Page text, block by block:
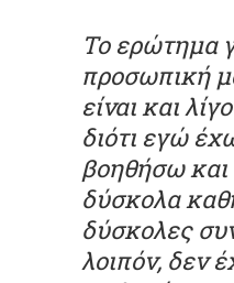
Το ερώτημα
προσωπική
είναι και
διότι εγώ
βοηθήσω
δύσκολα
δύσκολες
λοιπόν, δεν